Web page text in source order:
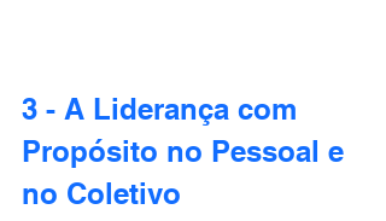
3 - A Liderança com
Propósito no Pessoal e
no Coletivo